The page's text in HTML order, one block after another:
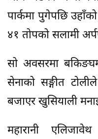
पार्कमा पुगेपछि
४१ तोपको सलामी
सो अवसरमा
सेनाको सङ्गीत
बजाएर खुसियाली
महारानी